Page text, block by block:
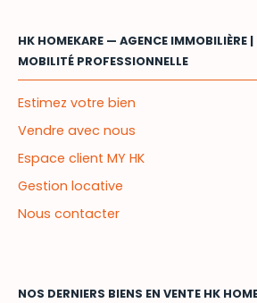
HK HOMEKARE — AGENCE IMMOBILIÈRE |
MOBILITÉ PROFESSIONNELLE
Estimez votre bien
Vendre avec nous
Espace client MY HK
Gestion locative
Nous contacter
NOS DERNIERS BIENS EN VENTE HK